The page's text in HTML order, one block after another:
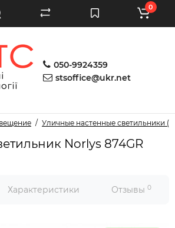
050-9924359
stsoffice@ukr.net
0
Уличные настенные светильники
Norlys 874GR
Характеристики Отзывы 0